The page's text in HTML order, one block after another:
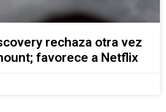
rechaza otra vez
favorece a Netflix